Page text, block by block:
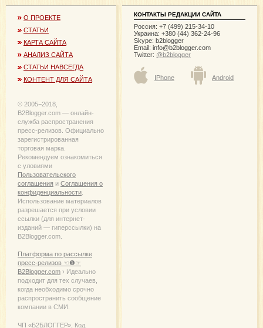
О ПРОЕКТЕ
СТАТЬИ
КАРТА САЙТА
АНАЛИЗ САЙТА
СТАТЬИ НАВСЕГДА
КОНТЕНТ ДЛЯ САЙТА
© 2005−2018,
B2Blogger.com — онлайн-
служба распространения
пресс-релизов. Официально
зарегистрированная
торговая марка.
Рекомендуем ознакомиться
с уловиями
Пользовательского
соглашения и Соглашения о
конфиденциальности
Использование материалов
разрешается при условии
ссылки (для интернет-
изданий — гиперссылки) на
B2Blogger.com.
Платформа по рассылке
пресс-релизов ☜❶☞
B2Blogger.com › Идеально
подходит для тех случаев,
когда необходимо срочно
распространить сообщение
компании в СМИ.
ЧП «Б2БЛОГГЕР», Код
КОНТАКТЫ РЕДАКЦИИ САЙТА
Россия: +7 (499) 215-34-10
Украина: +380 (44) 362-24-96
Skype: b2blogger
Email: info@b2blogger.com
Twitter: @b2blogger
IPhone Android